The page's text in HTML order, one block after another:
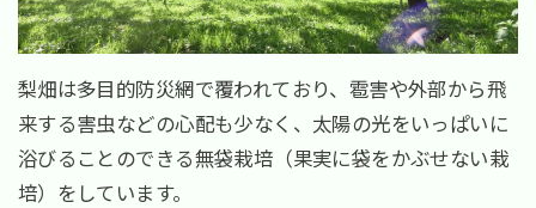
梨畑は多目的防災網で覆われており、雹害や外部から飛
来する害虫などの心配も少なく、太陽の光をいっぱいに
浴びることのできる無袋栽培（果実に袋をかぶせない栽
培）をしています。